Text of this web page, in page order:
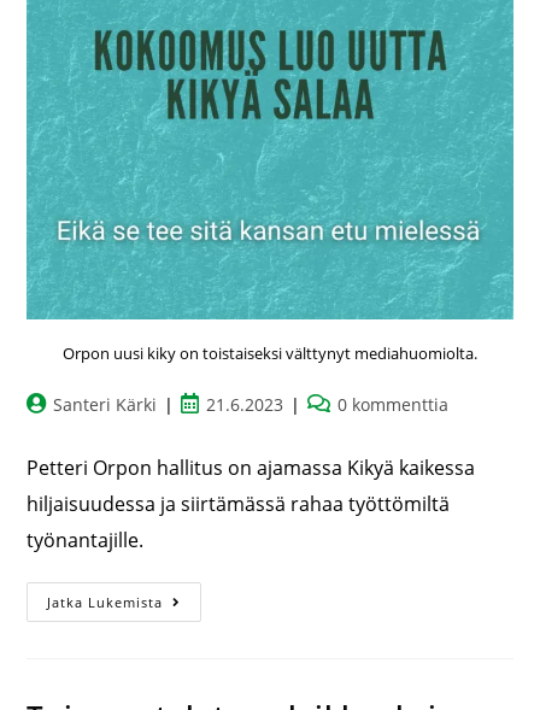
Orpon uusi kiky on toistaiseksi välttynyt mediahuomiolta.
Santeri Kärki 21.6.2023 0 kommenttia
Petteri Orpon hallitus on ajamassa Kikyä kaikessa
hiljaisuudessa ja siirtämässä rahaa työttömiltä
työnantajille.
Jatka Lukemista